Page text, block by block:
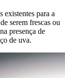
existentes para a
serem frescas ou
presença de
de uva.